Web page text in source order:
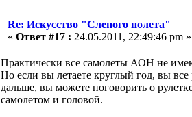
Re: Искусство "Слепого полета"
« Ответ #17 : 24.05.2011, 22:49:46 pm »
Практически все самолеты АОН не
Но если вы летаете круглый год, вы
дальше, вы можете поговорить о
самолетом и головой.